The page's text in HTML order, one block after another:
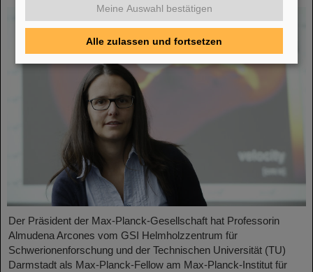
Der Präsident der Max-Planck-Gesellschaft hat Professorin
Almudena Arcones vom GSI Helmholzzentrum für
Schwerionenforschung und der Technischen Universität (TU)
Darmstadt als Max-Planck-Fellow am Max-Planck-Institut für
Meine Auswahl bestätigen
Alle zulassen und fortsetzen